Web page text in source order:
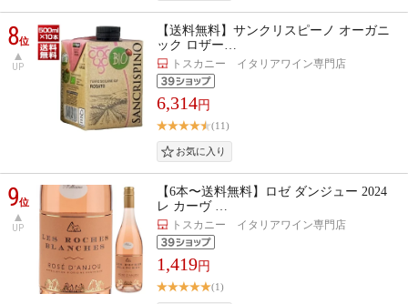
8位
UP
【送料無料】サンクリスピーノ オーガニ
ック ロザー…
トスカニー イタリアワイン専門店
6,314円
(11)
9位
UP
【6本〜送料無料】ロゼ ダンジュー 2024
レ カーヴ …
トスカニー イタリアワイン専門店
1,419円
(1)